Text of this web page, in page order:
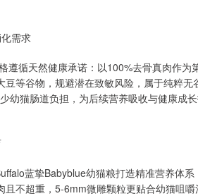
需求
遵循天然健康承诺：以100%去骨真肉作为
等谷物，规避潜在致敏风险，属于纯粹
幼猫肠道负担，为后续营养吸收与健康成
蓝挚Babyblue幼猫粮打造精准营养体
不超重，5-6mm微雕颗粒更贴合幼猫咀